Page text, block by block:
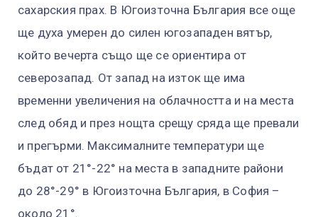
сахарския прах. В Югоизточна България все още
ще духа умерен до силен югозападен вятър,
който вечерта също ще се ориентира от
северозапад. От запад на изток ще има
временни увеличения на облачността и на места
след обяд и през нощта срещу сряда ще превали
и прегърми. Максималните температури ще
бъдат от 21°-22° на места в западните райони
до 28°-29° в Югоизточна България, в София –
около 21°.